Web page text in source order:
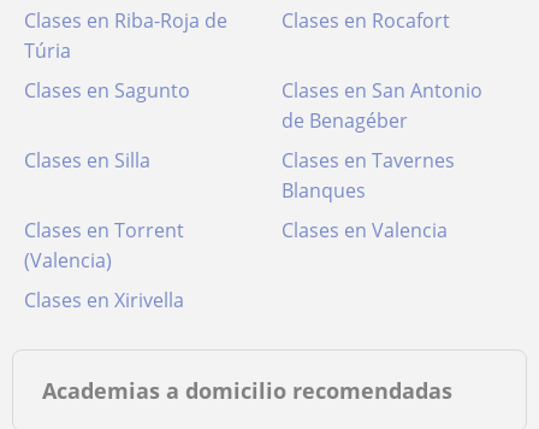
Clases en Riba-Roja de
Túria
Clases en Rocafort
Clases en Sagunto
Clases en San Antonio
de Benagéber
Clases en Silla
Clases en Tavernes
Blanques
Clases en Torrent
(Valencia)
Clases en Valencia
Clases en Xirivella
Academias a domicilio recomendadas